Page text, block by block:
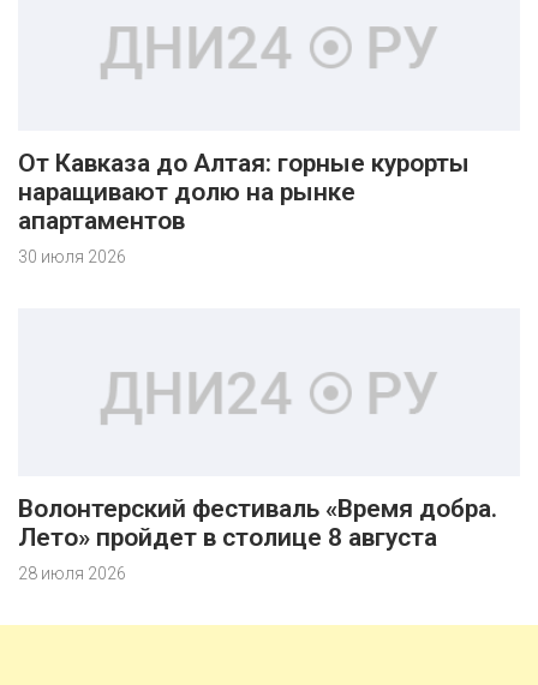
От Кавказа до Алтая: горные курорты
наращивают долю на рынке
апартаментов
30 июля 2026
Волонтерский фестиваль «Время добра.
Лето» пройдет в столице 8 августа
28 июля 2026